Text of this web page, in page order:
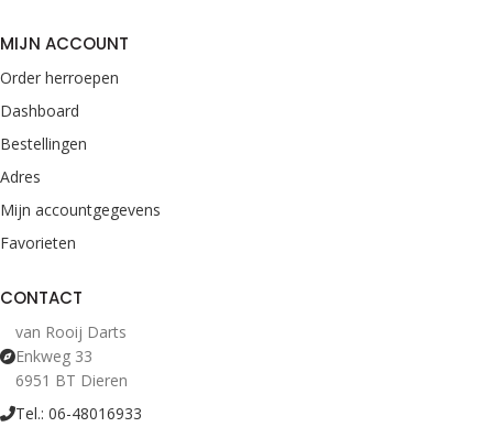
MIJN ACCOUNT
Order herroepen
Dashboard
Bestellingen
Adres
Mijn accountgegevens
Favorieten
CONTACT
van Rooij Darts
Enkweg 33
6951 BT Dieren
Tel.: 06-48016933